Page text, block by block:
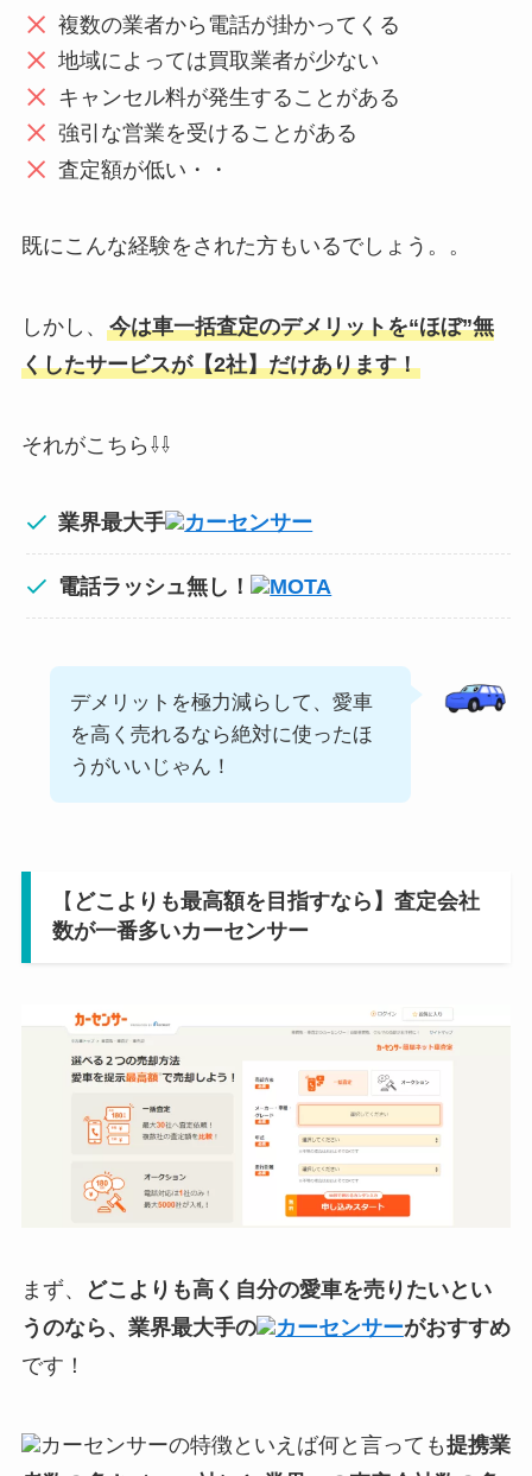
複数の業者から電話が掛かってくる
地域によっては買取業者が少ない
キャンセル料が発生することがある
強引な営業を受けることがある
査定額が低い・・
既にこんな経験をされた方もいるでしょう。。
しかし、 今は車一括査定のデメリットを“ほぼ”無
くしたサービスが【2社】だけあります！
それがこちら⇩⇩
業界最大手 カーセンサー
電話ラッシュ無し！ MOTA
デメリットを極力減らして、愛車
を高く売れるなら絶対に使ったほ
うがいいじゃん！
【 どこよりも最高額を目指すなら】査定会社
数が一番多いカーセンサー
まず、
どこよりも高く自分の愛車を売りたいとい
うのなら、業界最大手の
カーセンサーがおすすめ
です！
カーセンサーの特徴といえば何と言っても提携業